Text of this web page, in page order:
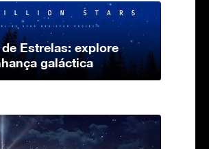
Estrelas: explore
galáctica